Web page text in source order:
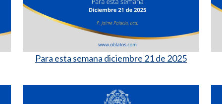
Para esta semana diciembre 21 de 2025